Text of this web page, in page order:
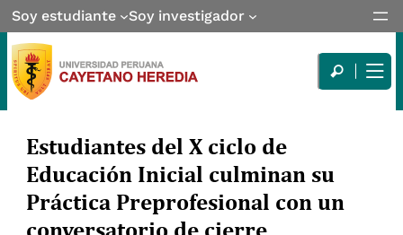
Soy estudiante Soy investigador
Estudiantes del X ciclo de
Educación Inicial culminan su
Práctica Preprofesional con un
conversatorio de cierre